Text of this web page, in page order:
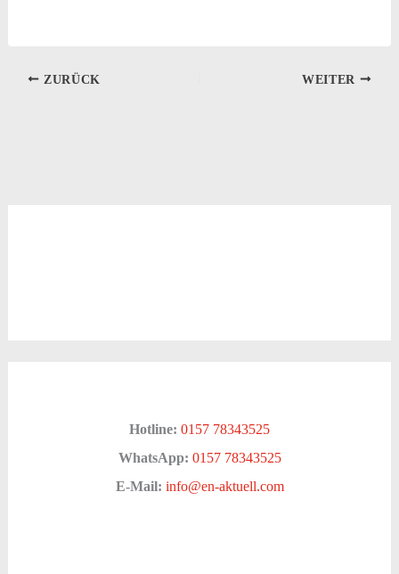
ZURÜCK WEITER
Hotline: 0157 78343525
WhatsApp: 0157 78343525
E-Mail: info@en-aktuell.com